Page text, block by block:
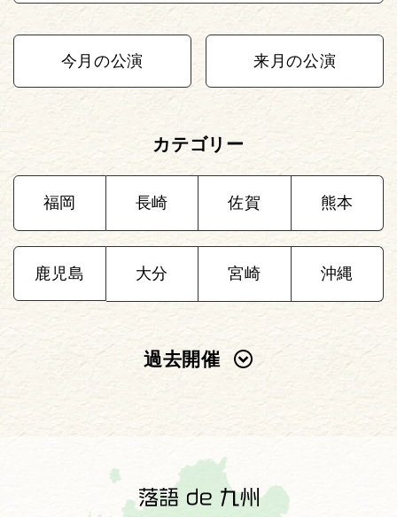
今月の公演 来月の公演
カテゴリー
福岡 長崎 佐賀 熊本
鹿児島 大分 宮崎 沖縄
過去開催
2022年